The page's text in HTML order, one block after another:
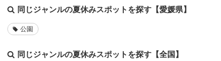
同じジャンルの夏休みスポットを探す【愛媛県】
公園
同じジャンルの夏休みスポットを探す【全国】